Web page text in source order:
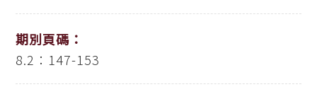
期別頁碼：
8.2：147-153